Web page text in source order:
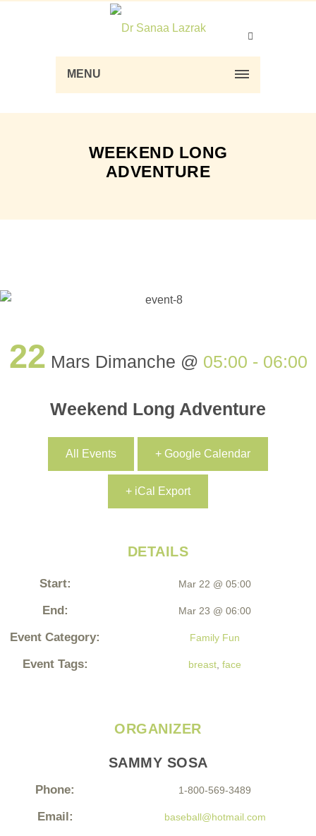
MENU
WEEKEND LONG
ADVENTURE
22 Mars Dimanche @ 05:00 - 06:00
Weekend Long Adventure
All Events + Google Calendar
+ iCal Export
DETAILS
Start: Mar 22 @ 05:00
End: Mar 23 @ 06:00
Event Category: Family Fun
Event Tags: breast ,face
ORGANIZER
SAMMY SOSA
Phone: 1-800-569-3489
Email: baseball@hotmail.com